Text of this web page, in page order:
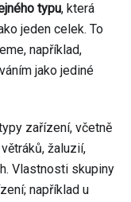
typu, která
jeden celek. To
například,
jako jediné
zařízení, včetně
žaluzií,
Vlastnosti skupiny
například u